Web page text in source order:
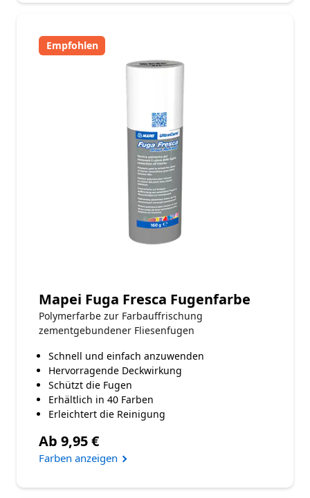
Empfohlen
Mapei Fuga Fresca Fugenfarbe
Polymerfarbe zur Farbauffrischung
zementgebundener Fliesenfugen
Schnell und einfach anzuwenden
Hervorragende Deckwirkung
Schützt die Fugen
Erhältlich in 40 Farben
Erleichtert die Reinigung
Ab 9,95 €
Farben anzeigen